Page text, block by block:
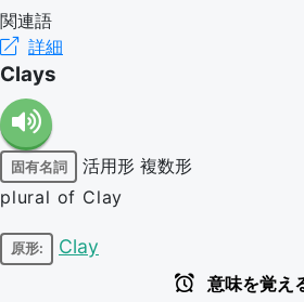
関連語
詳細
Clays
固有名詞 活用形 複数形
plural of Clay
原形: Clay
意味を覚え